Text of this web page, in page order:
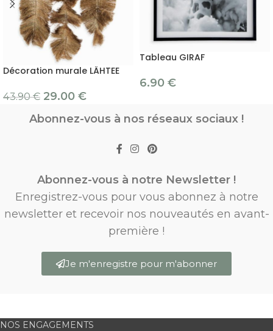
Décoration murale LÄHTEE
43.90€ 29.00 €
Tableau GIRAF
6.90 €
Abonnez-vous à nos réseaux sociaux !
Abonnez-vous à notre Newsletter !
Enregistrez-vous pour vous abonnez à notre
newsletter et recevoir nos nouveautés en avant-
première !
Je m'enregistre pour m'abonner
NOS ENGAGEMENTS